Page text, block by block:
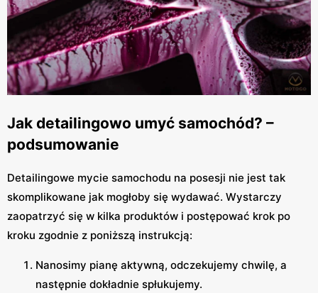
Jak detailingowo umyć samochód? –
podsumowanie
Detailingowe mycie samochodu na posesji nie jest tak
skomplikowane jak mogłoby się wydawać. Wystarczy
zaopatrzyć się w kilka produktów i postępować krok po
kroku zgodnie z poniższą instrukcją:
Nanosimy pianę aktywną, odczekujemy chwilę, a
następnie dokładnie spłukujemy.